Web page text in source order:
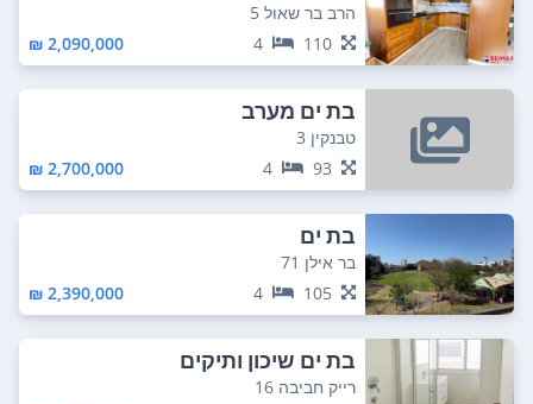
הרב בר שאול 5
110
4
2,090,000 ₪
בת ים מערב
טבנקין 3
93
4
2,700,000 ₪
בת ים
בר אילן 71
105
4
2,390,000 ₪
בת ים שיכון ותיקים
רייק חביבה 16